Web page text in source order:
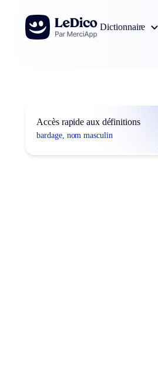
Aller au contenu
Dictionnaire
Accès rapide aux définitions
bardage, nom masculin